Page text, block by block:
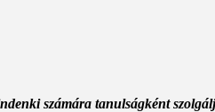
számára tanulságként